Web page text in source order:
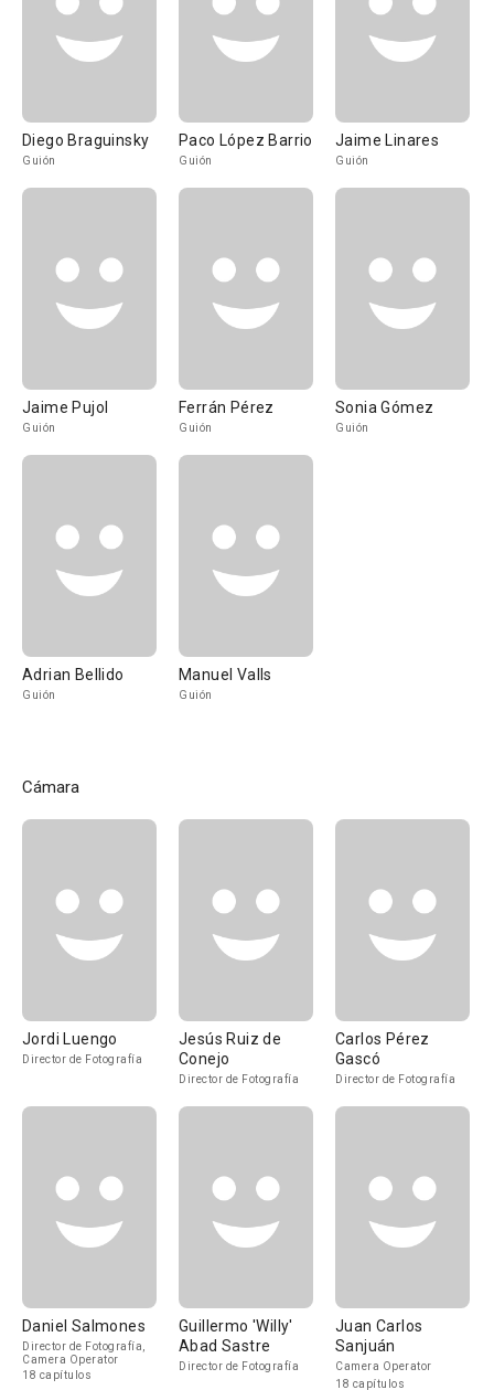
Diego Braguinsky
Guión
Paco López Barrio
Guión
Jaime Linares
Guión
Jaime Pujol
Guión
Ferrán Pérez
Guión
Sonia Gómez
Guión
Adrian Bellido
Guión
Manuel Valls
Guión
Cámara
Jordi Luengo
Director de Fotografía
Jesús Ruiz de
Conejo
Director de Fotografía
Carlos Pérez
Gascó
Director de Fotografía
Daniel Salmones
Director de Fotografía,
Camera Operator
18 capítulos
Guillermo 'Willy'
Abad Sastre
Director de Fotografía
Juan Carlos
Sanjuán
Camera Operator
18 capítulos